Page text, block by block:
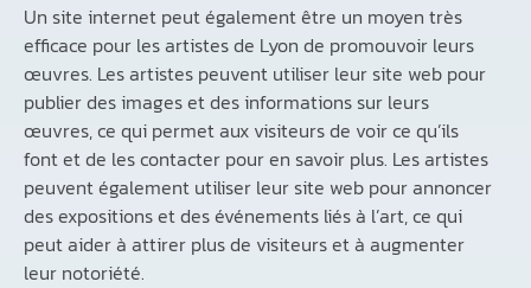
Un site internet peut également être un moyen très
efficace pour les artistes de Lyon de promouvoir leurs
œuvres. Les artistes peuvent utiliser leur site web pour
publier des images et des informations sur leurs
œuvres, ce qui permet aux visiteurs de voir ce qu’ils
font et de les contacter pour en savoir plus. Les artistes
peuvent également utiliser leur site web pour annoncer
des expositions et des événements liés à l’art, ce qui
peut aider à attirer plus de visiteurs et à augmenter
leur notoriété.